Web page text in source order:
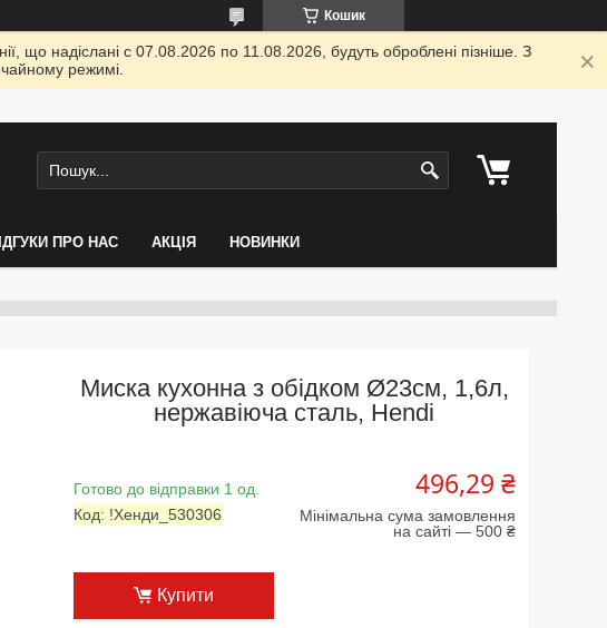
Кошик
що надіслані с 07.08.2026 по 11.08.2026, будуть оброблені пізніше. З
режимі.
ПРО НАС АКЦІЯ НОВИНКИ
Миска кухонна з обідком Ø23см, 1,6л,
нержавіюча сталь, Hendi
Готово до відправки 1 од.
Код: !Хенди_530306
496,29 ₴
Мінімальна сума замовлення
на сайті — 500 ₴
Купити